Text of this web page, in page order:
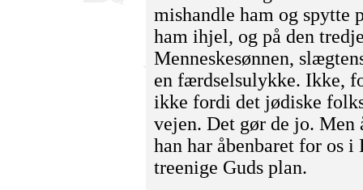
mishandle ham og spytte
ham ihjel, og på den
Menneskesønnen,
en færdselsulykke. Ikke,
ikke fordi det jødiske
vejen. Det gør de jo. Men
han har åbenbaret for os
treenige Guds plan.